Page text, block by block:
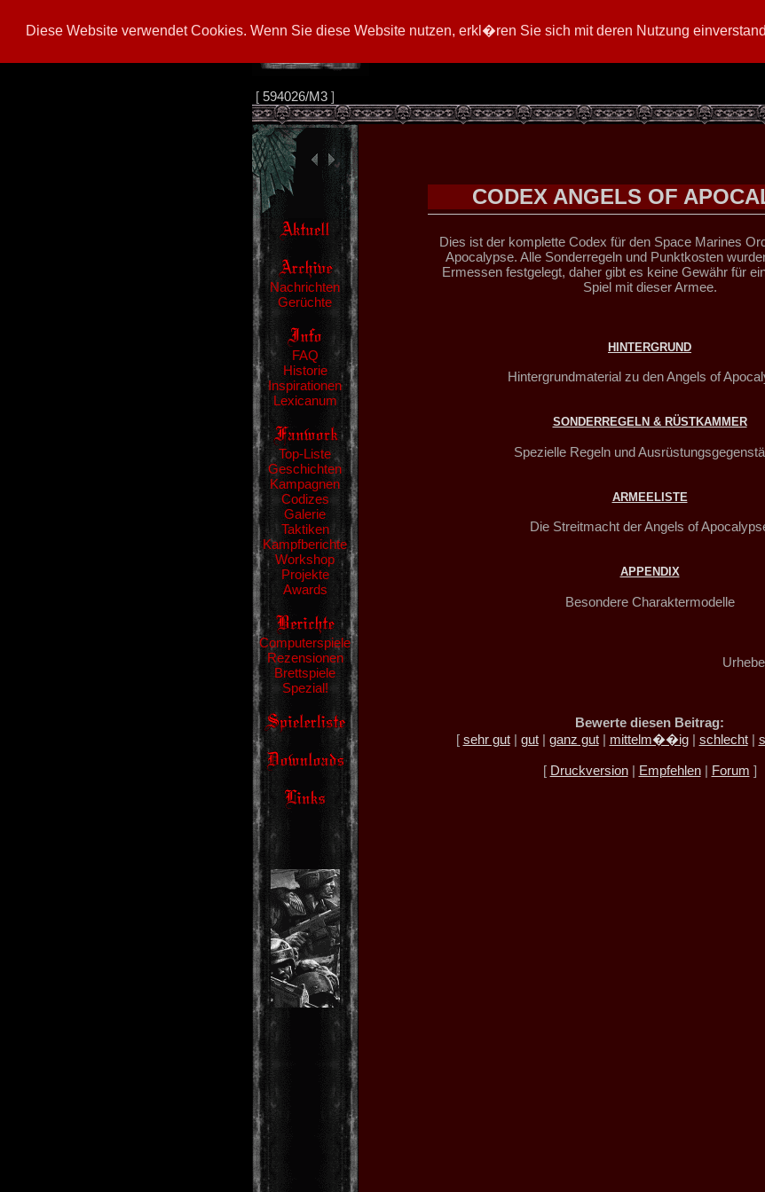
Diese Website verwendet Cookies. Wenn Sie diese Website nutzen, erkl�ren Sie sich mit deren Nutzung
[ 594026/M3]
Nachrichten
Gerüchte
FAQ
Historie
Inspirationen
Lexicanum
Top-Liste
Geschichten
Kampagnen
Codizes
Galerie
Taktiken
Kampfberichte
Workshop
Projekte
Awards
Computerspiele
Rezensionen
Brettspiele
Spezial!
CODEX ANGELS OF
Dies ist der komplette Codex für den Space Marines
Apocalypse. Alle Sonderregeln und Punktkosten
Ermessen festgelegt, daher gibt es keine Gewähr für
Spiel mit dieser Armee.
HINTERGRUND
Hintergrundmaterial zu den Angels of
SONDERREGELN & RÜSTKAMMER
Spezielle Regeln und
ARMEELISTE
Die Streitmacht der Angels of
APPENDIX
Besondere Charaktermodelle
Bewerte diesen Beitrag:
[ sehr gut| gut| ganz gut| mittelm��ig| schlecht|
[ Druckversion| Empfehlen| Forum ]